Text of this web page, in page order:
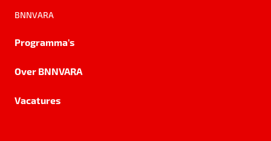
BNNVARA
Programma's
Over BNNVARA
Vacatures